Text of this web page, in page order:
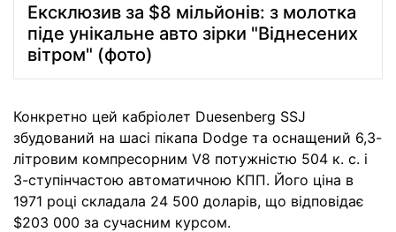
Ексклюзив за $8 мільйонів: з молотка
піде унікальне авто зірки "Віднесених
вітром" (фото)
Конкретно цей кабріолет Duesenberg SSJ
збудований на шасі пікапа Dodge та оснащений 6,3-
літровим компресорним V8 потужністю 504 к. с. і
3-ступінчастою автоматичною КПП. Його ціна в
1971 році складала 24 500 доларів, що відповідає
$203 000 за сучасним курсом.